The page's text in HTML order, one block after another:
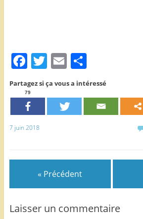
F
a
c
e
b
o
T
w
itt
er
E
m
ai
l
P
ar
ta
Partagez si ça vous a intéressé
79
7 juin 2018
« Précédent
Laisser un commentaire